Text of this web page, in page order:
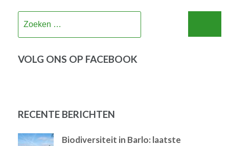
VOLG ONS OP FACEBOOK
RECENTE BERICHTEN
Biodiversiteit in Barlo: laatste